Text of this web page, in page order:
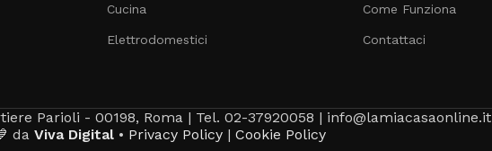
Cucina
Elettrodomestici
Come Funziona
Contattaci
Parioli - 00198, Roma | Tel. 02-37920058 | info@lamiacasaonline.it
da Viva Digital• Privacy Policy| Cookie Policy